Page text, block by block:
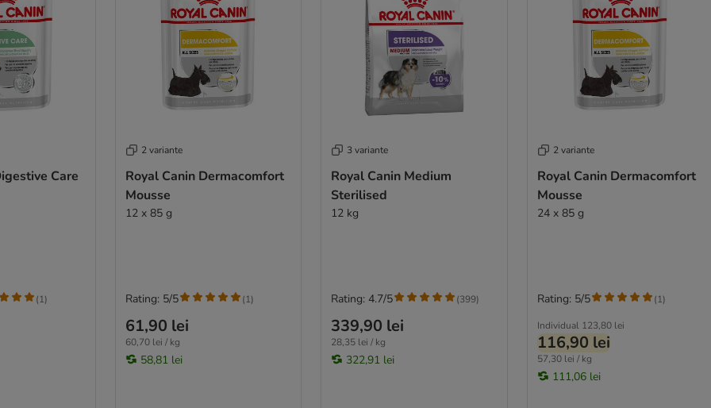
Care
(1)
2 variante
Royal Canin Dermacomfort
Mousse
12 x 85 g
61,90 lei
60,70 lei / kg
58,81 lei
Rating: 5/5 (1)
3 variante
Royal Canin Medium
Sterilised
12 kg
339,90 lei
28,35 lei / kg
322,91 lei
Rating: 4.7/5 (399)
2 variante
Royal Canin Dermacomfort
Mousse
24 x 85 g
Individual 123,80 lei
116,90 lei
57,30 lei / kg
111,06 lei
Rating: 5/5 (1)